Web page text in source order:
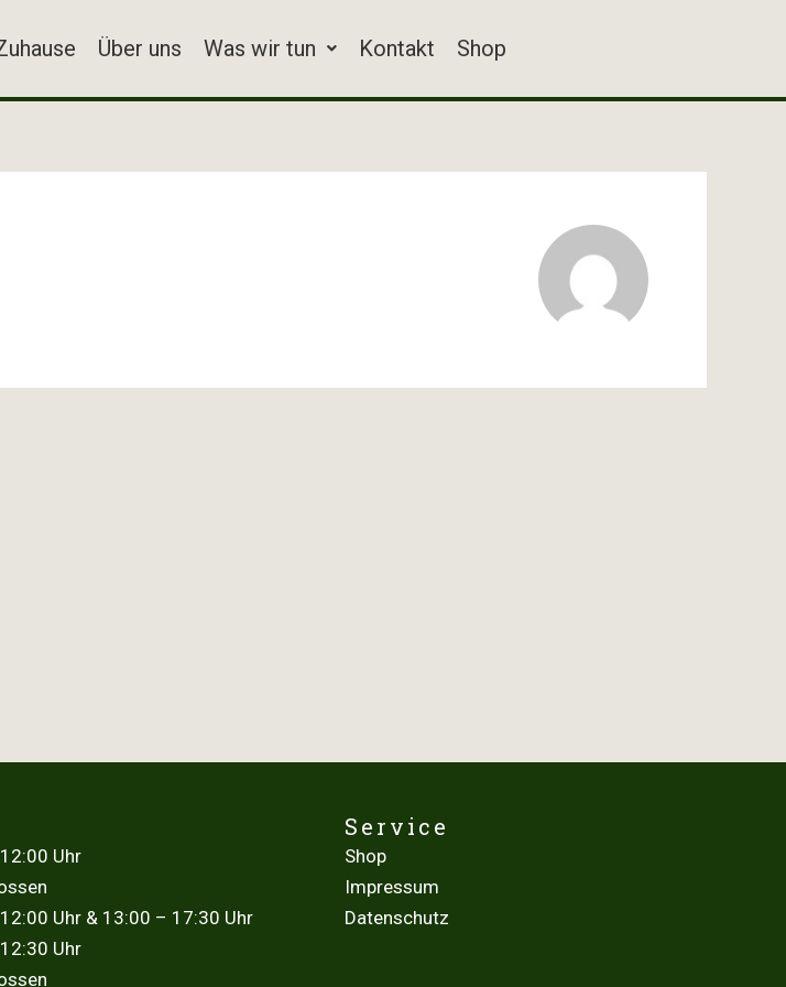
Über uns Was wir tun Kontakt Shop
Uhr
Uhr & 13:00 – 17:30 Uhr
Uhr
Service
Shop
Impressum
Datenschutz